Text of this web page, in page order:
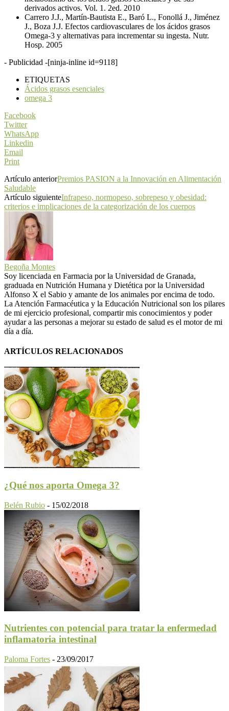
derivados activos. Vol. 1. 2ed. 2010
Carrero J.J., Martín-Bautista E., Baró L., Fonollá J., Jiménez
J., Boza J.J. Efectos cardiovasculares de los ácidos grasos
Omega-3 y alternativas para incrementar su ingesta. Nutr.
Hosp. 2005
- Publicidad -[ninja-inline id=9118]
ETIQUETAS
Ácidos grasos esenciales
omega 3
Facebook
Twitter
WhatsApp
Linkedin
Email
Print
Artículo anteriorPremios PASION a la Innovación en Alimentación
Saludable
Artículo siguienteInfrapeso, normopeso, sobrepeso y obesidad:
criterios e implicaciones de la categorización de los cuerpos
Begoña Montes
Soy licenciada en Farmacia por la Universidad de Granada,
graduada en Nutrición Humana y Dietética por la Universidad
Alfonso X el Sabio y amante de los animales por encima de todo.
La Atención Farmacéutica y la Educación Nutricional son los pilares
de mi ejercicio profesional, compartir mis conocimientos y poder
ayudar a las personas a mejorar su estado de salud es el motor de mi
día a día.
ARTÍCULOS RELACIONADOS
¿Qué nos aporta Omega 3?
Belén Rubio - 15/02/2018
Nutrientes con potencial para tratar la enfermedad
inflamatoria intestinal
Paloma Fortes - 23/09/2017